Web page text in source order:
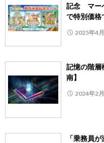
記念 マー
で特別価格
2025年4
記憶の階
南】
2024年2
「乗務員